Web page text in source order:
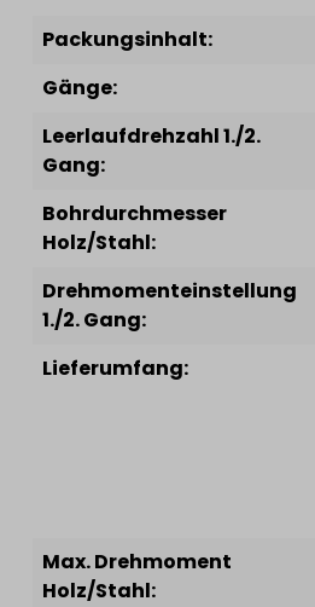
Packungsinhalt:
Gänge:
Leerlaufdrehzahl 1./2.
Gang:
Bohrdurchmesser
Holz/Stahl:
Drehmomenteinstellung
1./2. Gang:
Lieferumfang:
Max. Drehmoment
Holz/Stahl: